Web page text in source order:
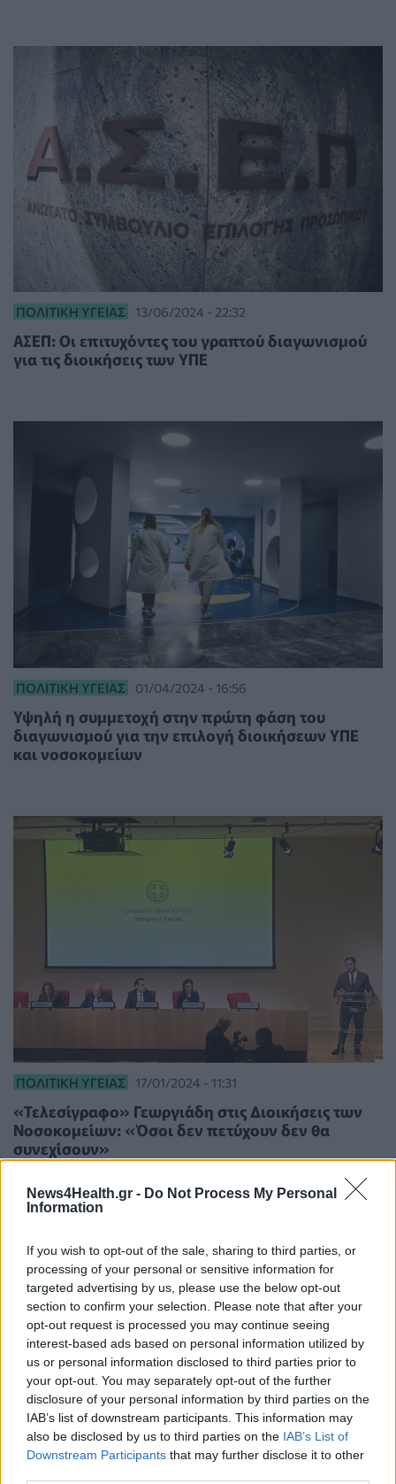
News4Health.gr - Do Not Process My Personal
Information
If you wish to opt-out of the sale, sharing to third parties, or
processing of your personal or sensitive information for
targeted advertising by us, please use the below opt-out
section to confirm your selection. Please note that after your
opt-out request is processed you may continue seeing
interest-based ads based on personal information utilized by
us or personal information disclosed to third parties prior to
your opt-out. You may separately opt-out of the further
disclosure of your personal information by third parties on the
IAB’s list of downstream participants. This information may
also be disclosed by us to third parties on the IAB’s List of
Downstream Participants that may further disclose it to other
ΠΟΛΙΤΙΚΉ ΥΓΕΊΑΣ 13/06/2024 - 22:32
ΑΣΕΠ: Οι επιτυχόντες του γραπτού διαγωνισμού
για τις διοικήσεις των ΥΠΕ
ΠΟΛΙΤΙΚΉ ΥΓΕΊΑΣ 01/04/2024 - 16:56
Υψηλή η συμμετοχή στην πρώτη φάση του
διαγωνισμού για την επιλογή διοικήσεων ΥΠΕ
και νοσοκομείων
ΠΟΛΙΤΙΚΉ ΥΓΕΊΑΣ 17/01/2024 - 11:31
«Τελεσίγραφο» Γεωργιάδη στις Διοικήσεις των
Νοσοκομείων: «Όσοι δεν πετύχουν δεν θα
συνεχίσουν»